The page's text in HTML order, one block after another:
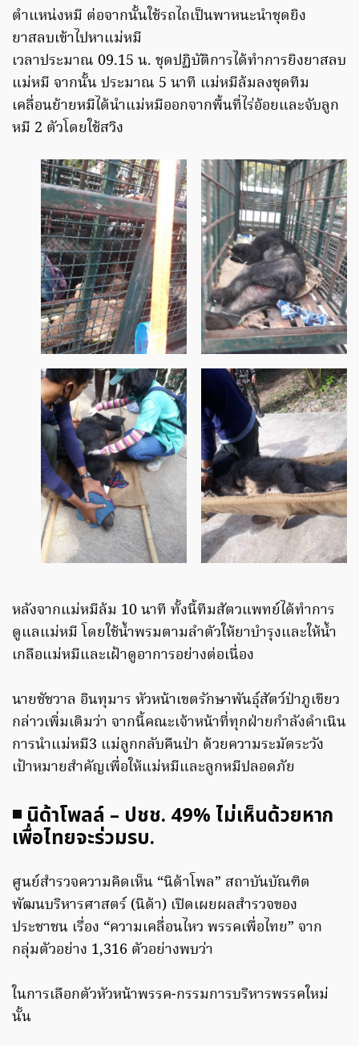
ตำแหน่งหมี​ ต่อจากนั้นใช้รถไถเป็นพาหนะนำชุดยิง
ยาสลบเข้าไปหาแม่หมี​
เวลาประมาณ​ 09.15 น.​ ชุดปฏิบัติการได้ทำการยิงยาสลบ
แม่หมี จากนั้น ประมาณ​ 5 นาที​ แม่หมีล้มลง​ชุดทีม
เคลื่อนย้ายหมีได้นำแม่หมีออกจากพื้นที่ไร่อ้อยและจับลูก
หมี​ 2 ตัวโดยใช้สวิง​
หลังจากแม่หมีล้ม​ 10 นาที​ ทั้งนี้ทีมสัตวแพทย์​ได้ทำการ
ดูแลแม่หมี​ โดยใช้น้ำพรมตามลำตัวให้ยาบำรุงและให้น้ำ
เกลือแม่หมีและเฝ้าดูอาการอย่างต่อเนื่อง
นายชัชวาล​ อินทุมาร​ หัวหน้าเขตรักษาพันธุ์สัตว์ป่าภูเขียว
กล่าวเพิ่มเติมว่า จากนี้คณะเจ้าหน้าที่ทุกฝ่ายกำลังดำเนิน
การนำแม่หมี3 แม่ลูก​กลับคืนป่า​ ด้วยความระมัดระวัง​
เป้าหมายสำคัญเพื่อให้แม่หมีและลูกหมีปลอดภัย​
◾️ นิด้าโพลล์ – ปชช. 49% ไม่เห็นด้วยหาก
เพื่อไทยจะร่วมรบ.
ศูนย์สำรวจความคิดเห็น “นิด้าโพล” สถาบันบัณฑิต
พัฒนบริหารศาสตร์ (นิด้า) เปิดเผยผลสำรวจของ
ประชาชน เรื่อง “ความเคลื่อนไหว พรรคเพื่อไทย” จาก
กลุ่มตัวอย่าง 1,316 ตัวอย่างพบว่า
ในการเลือกตัวหัวหน้าพรรค-กรรมการบริหารพรรคใหม่
นั้น